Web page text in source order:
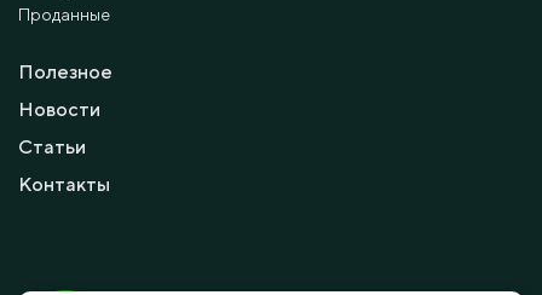
Проданные
Полезное
Новости
Статьи
Контакты